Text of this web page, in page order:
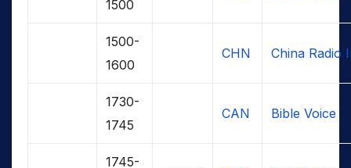
1500
1500-
1600
CHN China Radio
1730-
1745
CAN Bible Voice
1745-